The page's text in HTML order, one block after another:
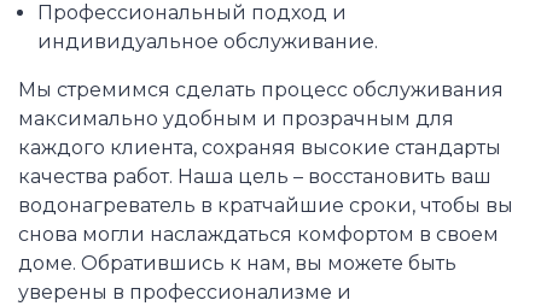
Профессиональный подход и
индивидуальное обслуживание.
Мы стремимся сделать процесс обслуживания
максимально удобным и прозрачным для
каждого клиента, сохраняя высокие стандарты
качества работ. Наша цель – восстановить ваш
водонагреватель в кратчайшие сроки, чтобы вы
снова могли наслаждаться комфортом в своем
доме. Обратившись к нам, вы можете быть
уверены в профессионализме и